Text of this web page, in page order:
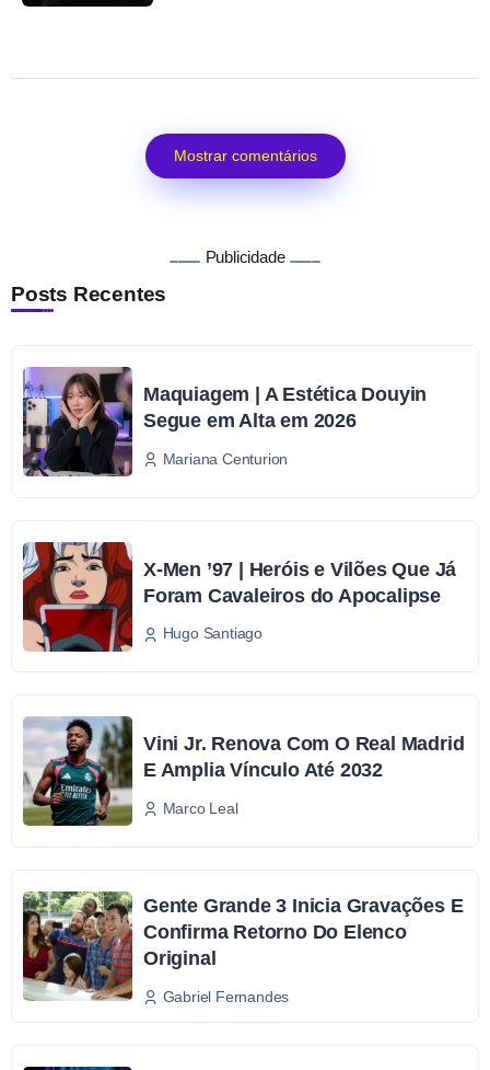
Mostrar comentários
Publicidade
Posts Recentes
Maquiagem | A Estética Douyin
Segue em Alta em 2026
Mariana Centurion
X-Men ’97 | Heróis e Vilões Que Já
Foram Cavaleiros do Apocalipse
Hugo Santiago
Vini Jr. Renova Com O Real Madrid
E Amplia Vínculo Até 2032
Marco Leal
Gente Grande 3 Inicia Gravações E
Confirma Retorno Do Elenco
Original
Gabriel Fernandes